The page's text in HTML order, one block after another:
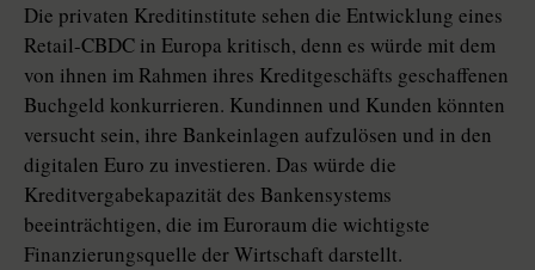
Die privaten Kreditinstitute sehen die Entwicklung eines
Retail-CBDC in Europa kritisch, denn es würde mit dem
von ihnen im Rahmen ihres Kreditgeschäfts geschaffenen
Buchgeld konkurrieren. Kundinnen und Kunden könnten
versucht sein, ihre Bankeinlagen aufzulösen und in den
digitalen Euro zu investieren. Das würde die
Kreditvergabekapazität des Bankensystems
beeinträchtigen, die im Euroraum die wichtigste
Finanzierungsquelle der Wirtschaft darstellt.